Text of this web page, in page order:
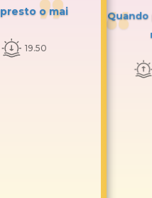
o mai
19.50
Quando